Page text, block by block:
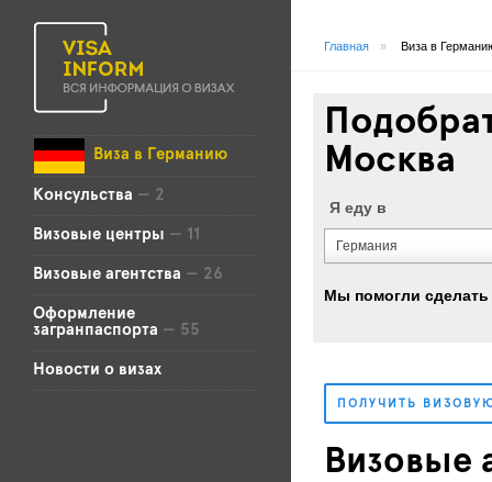
Виза в Германию
Консульства — 2
Визовые центры — 11
Визовые агентства — 26
Оформление
загранпаспорта — 55
Новости о визах
Главная » Виза в
Москва
Я еду в
Германия
Мы помогли
ПОЛУЧИТЬ
Визовые